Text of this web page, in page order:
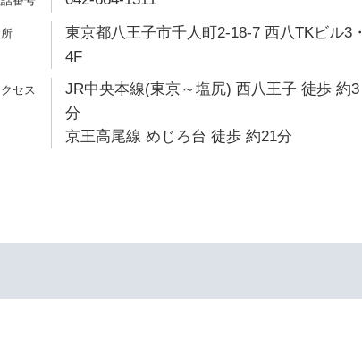
東京都八王子市千人町2-18-7 西八TKビル3・
4F
JR中央本線(東京～塩尻) 西八王子 徒歩 約3
分
京王高尾線 めじろ台 徒歩 約21分